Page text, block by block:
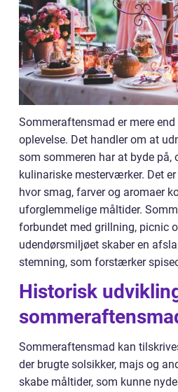
Sommeraftensmad er mere
oplevelse. Det handler om at
som sommeren har at byde på,
kulinariske mesterværker. Det
hvor smag, farver og aromaer
uforglemmelige måltider.
forbundet med grillning, picnic
udendørsmiljøet skaber en
stemning, som forstærker
Historisk
Sommeraftensmad kan
der brugte solsikker, majs og
skabe måltider, som kunne